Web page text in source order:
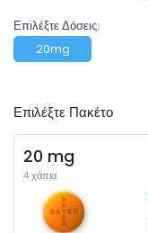
Επιλέξτε Δόσεις:
20mg
Επιλέξτε Πακέτο
20 mg
4 χάπια